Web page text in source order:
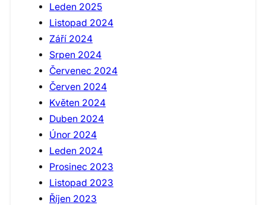
Leden 2025
Listopad 2024
Září 2024
Srpen 2024
Červenec 2024
Červen 2024
Květen 2024
Duben 2024
Únor 2024
Leden 2024
Prosinec 2023
Listopad 2023
Říjen 2023